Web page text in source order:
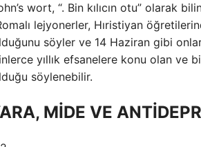
wort, “. Bin kılıcın otu” olarak
lejyonerler, Hıristiyan
söyler ve 14 Haziran gibi
yıllık efsanelere konu olan ve
söylenebilir.
MİDE VE